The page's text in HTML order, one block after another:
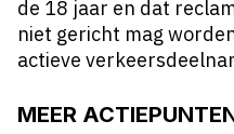
de 18 jaar en dat
niet gericht mag
actieve
MEER